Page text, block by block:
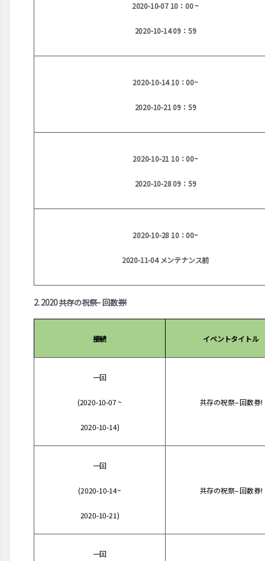
2020-10-07 10：00 ~
2020-10-14 09：59
2020-10-14 10：00~
2020-10-21 09：59
2020-10-21 10：00~
2020-10-28 09：59
2020-10-28 10：00~
2020-11-04 メンテナンス前
2. 2020 共存の祝祭– 回数券!
接続 イベントタイトル
一回
(2020-10-07 ~
2020-10-14)
共存の祝祭– 回数券!
一回
(2020-10-14~
2020-10-21)
共存の祝祭– 回数券!
一回